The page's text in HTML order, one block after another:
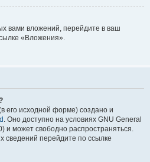
вами вложений, перейдите в ваш
«Вложения».
его исходной форме) создано и
. Оно доступно на условиях GNU General
и может свободно распространяться.
сведений перейдите по ссылке